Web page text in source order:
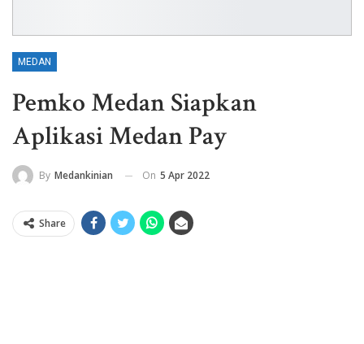
MEDAN
Pemko Medan Siapkan
Aplikasi Medan Pay
By Medankinian On 5 Apr 2022
Share